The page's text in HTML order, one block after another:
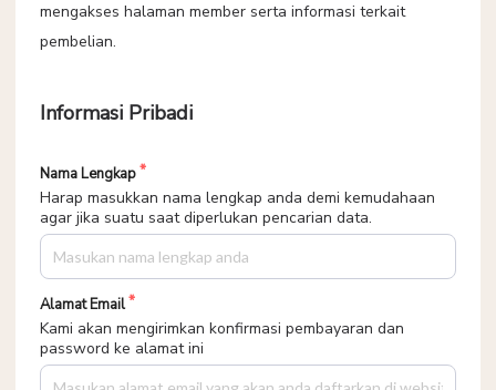
mengakses halaman member serta informasi terkait
pembelian.
Informasi Pribadi
Nama Lengkap
Harap masukkan nama lengkap anda demi kemudahaan
agar jika suatu saat diperlukan pencarian data.
Alamat Email
Kami akan mengirimkan konfirmasi pembayaran dan
password ke alamat ini